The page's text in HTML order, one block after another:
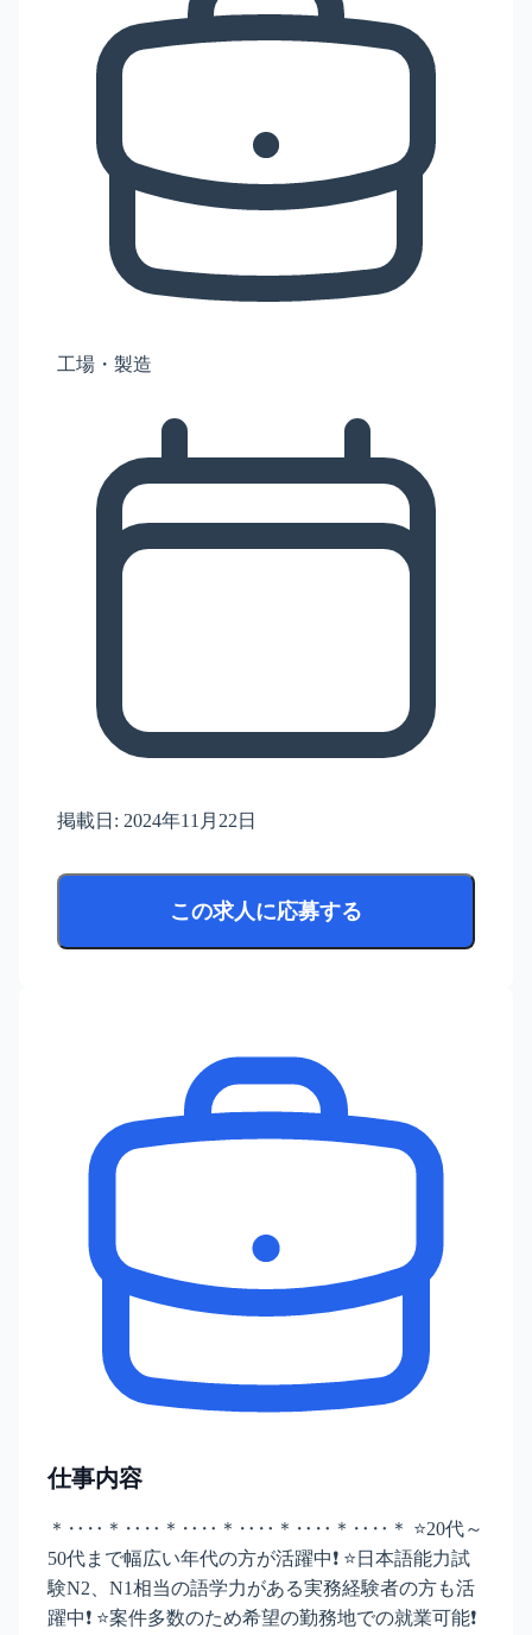
工場・製造
掲載日: 2024年11月22日
この求人に応募する
仕事内容
＊‥‥＊‥‥＊‥‥＊‥‥＊‥‥＊‥‥＊ ⭐20代～
50代まで幅広い年代の方が活躍中❗ ⭐日本語能力試
験N2、N1相当の語学力がある実務経験者の方も活
躍中❗ ⭐案件多数のため希望の勤務地での就業可能❗